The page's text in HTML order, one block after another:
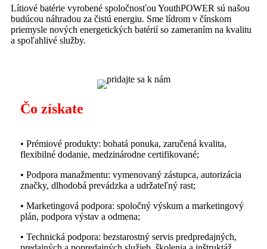
Lítiové batérie vyrobené spoločnosťou YouthPOWER sú našou
budúcou náhradou za čistú energiu. Sme lídrom v čínskom
priemysle nových energetických batérií so zameraním na kvalitu
a spoľahlivé služby.
Čo získate
• Prémiové produkty: bohatá ponuka, zaručená kvalita,
flexibilné dodanie, medzinárodne certifikované;
• Podpora manažmentu: vymenovaný zástupca, autorizácia
značky, dlhodobá prevádzka a udržateľný rast;
• Marketingová podpora: spoločný výskum a marketingový
plán, podpora výstav a odmena;
• Technická podpora: bezstarostný servis predpredajných,